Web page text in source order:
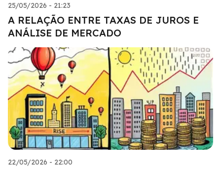
25/05/2026 - 21:23
A RELAÇÃO ENTRE TAXAS DE JUROS E
ANÁLISE DE MERCADO
22/05/2026 - 22:00